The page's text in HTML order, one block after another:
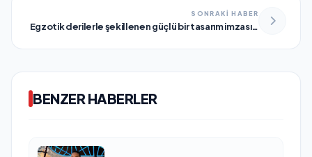
SONRAKİ HABER
Egzotik derilerle şekillenen güçlü bir tasarım imzası…
BENZER HABERLER